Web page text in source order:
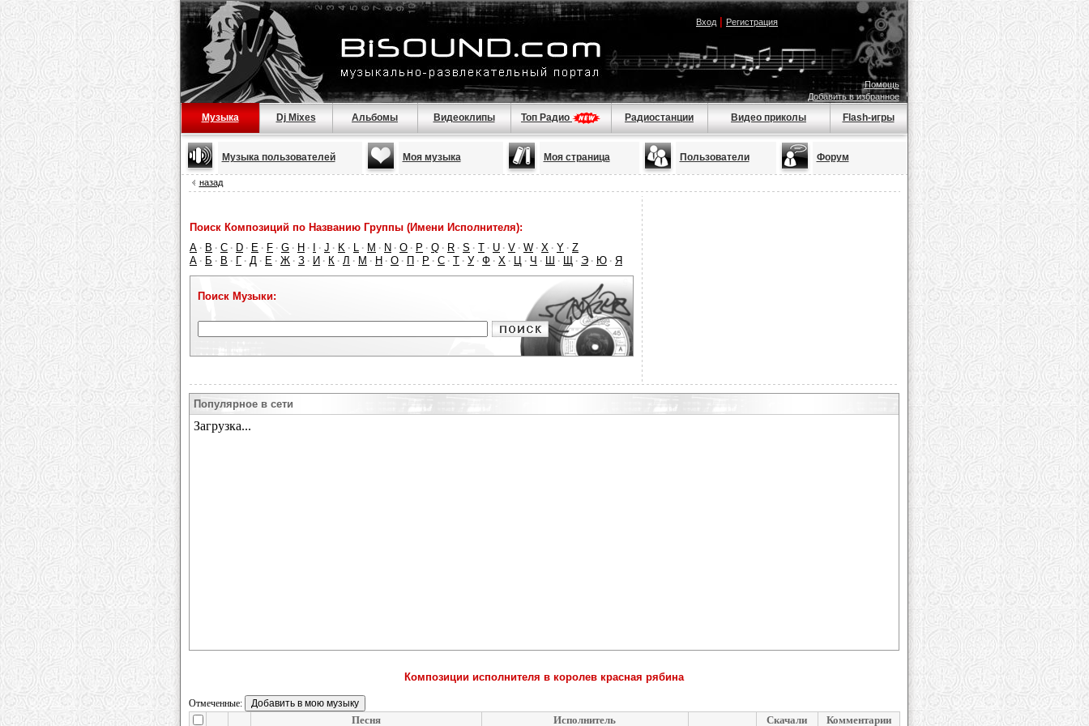
Вход| Регистрация
Помощь
Добавить в избранное
Музыка Dj Mixes Альбомы Видеоклипы Топ Радио Радиостанции Видео приколы Flash-игры
Музыка пользователей Моя музыка Моя страница Пользователи Форум
назад
Поиск Композиций по Названию Группы (Имени Исполнителя):
A · B · C · D · E · F · G · H · · J · K · L · M · N · O · P · Q · R · S · T · U · V · W · X · Y · Z
А · Б · В · Г · Д · Е · Ж · З · И · К · Л · М · Н · О · П · Р · С · Т · У · Ф · Х · Ц · Ч · Ш · Щ · Э · Ю · Я
Поиск Музыки:
Популярное в сети
Композиции исполнителя в королев красная рябина
Отмеченные:
Песня Исполнитель Скачали Комментарии